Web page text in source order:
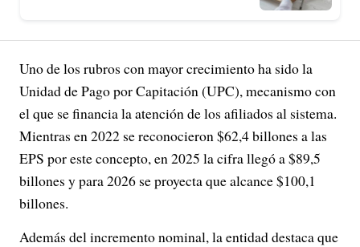
Uno de los rubros con mayor crecimiento ha sido la
Unidad de Pago por Capitación (UPC), mecanismo con
el que se financia la atención de los afiliados al sistema.
Mientras en 2022 se reconocieron $62,4 billones a las
EPS por este concepto, en 2025 la cifra llegó a $89,5
billones y para 2026 se proyecta que alcance $100,1
billones.
Además del incremento nominal, la entidad destaca que